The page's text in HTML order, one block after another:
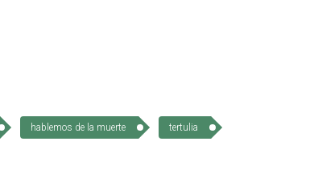
hablemos de la muerte tertulia